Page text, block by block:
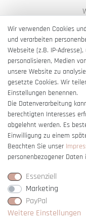
Wir verwenden Cookies
und verarbeiten
Webseite (z.B. IP-
personalisieren, Medien
unsere Website zu
gesetzte Cookies. Wir
Einstellungen benennen.
Die Datenverarbeitung
berechtigten Interesses
abgelehnt werden. Es
Einwilligung zu einem
Beachten Sie unser
personenbezogener Daten
Essenziell
Marketing
PayPal
Weitere Einstellungen